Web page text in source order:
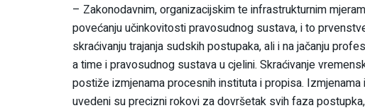
– Zakonodavnim, organizacijskim te infrastrukturnim
povećanju učinkovitosti pravosudnog sustava, i to
skraćivanju trajanja sudskih postupaka, ali i na jačanju
a time i pravosudnog sustava u cjelini. Skraćivanje
postiže izmjenama procesnih instituta i propisa.
uvedeni su precizni rokovi za dovršetak svih faza